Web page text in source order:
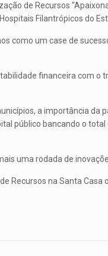
de Recursos
Filantrópicos do
como um case de
financeira com o
a importância da
público bancando o
uma rodada de
Recursos na Santa